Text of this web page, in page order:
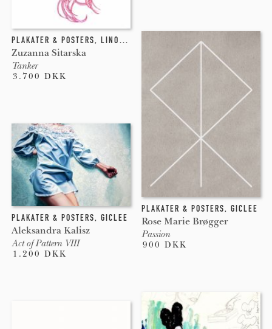
PLAKATER & POSTERS, LINOLEUMSTRYK LITOGRAFI
Zuzanna Sitarska
Tanker
3.700 DKK
PLAKATER & POSTERS, GICLEE
Aleksandra Kalisz
Act of Pattern VIII
1.200 DKK
PLAKATER & POSTERS, GICLEE
Rose Marie Brøgger
Passion
900 DKK